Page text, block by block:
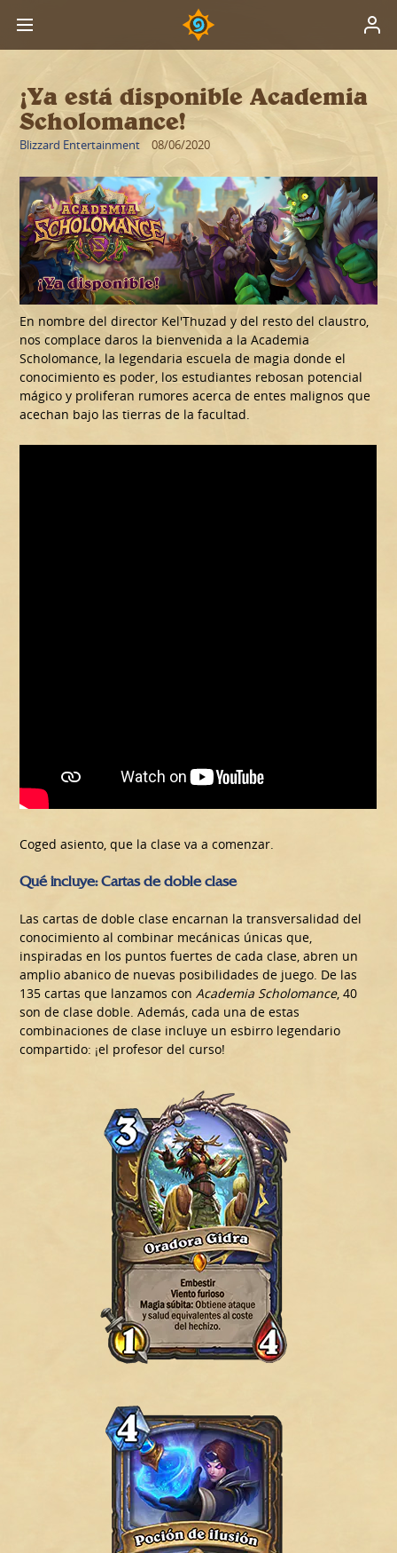
¡Ya está disponible Academia
Scholomance!
Blizzard Entertainment 08/06/2020
En nombre del director Kel'Thuzad y del resto del claustro,
nos complace daros la bienvenida a la Academia
Scholomance, la legendaria escuela de magia donde el
conocimiento es poder, los estudiantes rebosan potencial
mágico y proliferan rumores acerca de entes malignos que
acechan bajo las tierras de la facultad.
Coged asiento, que la clase va a comenzar.
Qué incluye: Cartas de doble clase
Las cartas de doble clase encarnan la transversalidad del
conocimiento al combinar mecánicas únicas que,
inspiradas en los puntos fuertes de cada clase, abren un
amplio abanico de nuevas posibilidades de juego. De las
135 cartas que lanzamos conAcademia Scholomance, 40
son de clase doble. Además, cada una de estas
combinaciones de clase incluye un esbirro legendario
compartido: ¡el profesor del curso!